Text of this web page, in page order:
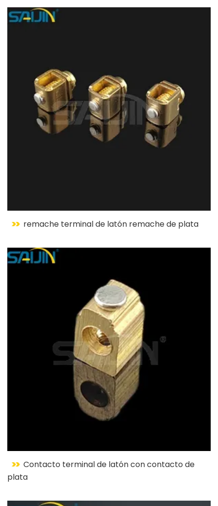
remache terminal de latón remache de plata
Contacto terminal de latón con contacto de
plata